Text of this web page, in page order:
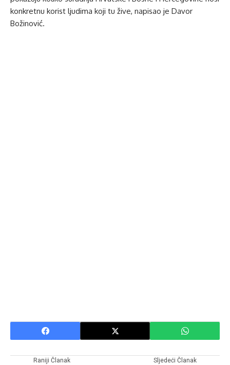
konkretnu korist ljudima koji tu žive, napisao je Davor
Božinović.
Raniji Članak Sljedeći Članak